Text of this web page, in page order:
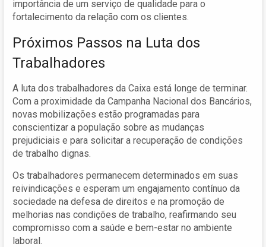
importância de um serviço de qualidade para o
fortalecimento da relação com os clientes.
Próximos Passos na Luta dos
Trabalhadores
A luta dos trabalhadores da Caixa está longe de terminar.
Com a proximidade da Campanha Nacional dos Bancários,
novas mobilizações estão programadas para
conscientizar a população sobre as mudanças
prejudiciais e para solicitar a recuperação de condições
de trabalho dignas.
Os trabalhadores permanecem determinados em suas
reivindicações e esperam um engajamento contínuo da
sociedade na defesa de direitos e na promoção de
melhorias nas condições de trabalho, reafirmando seu
compromisso com a saúde e bem-estar no ambiente
laboral.